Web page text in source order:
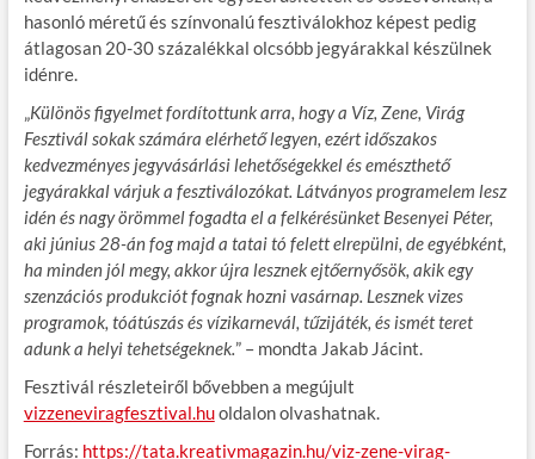
hasonló méretű és színvonalú fesztiválokhoz képest pedig
átlagosan 20-30 százalékkal olcsóbb jegyárakkal készülnek
idénre.
„Különös figyelmet fordítottunk arra, hogy a Víz, Zene, Virág
Fesztivál sokak számára elérhető legyen, ezért időszakos
kedvezményes jegyvásárlási lehetőségekkel és emészthető
jegyárakkal várjuk a fesztiválozókat. Látványos programelem lesz
idén és nagy örömmel fogadta el a felkérésünket Besenyei Péter,
aki június 28-án fog majd a tatai tó felett elrepülni, de egyébként,
ha minden jól megy, akkor újra lesznek ejtőernyősök, akik egy
szenzációs produkciót fognak hozni vasárnap. Lesznek vizes
programok, tóátúszás és vízikarnevál, tűzijáték, és ismét teret
adunk a helyi tehetségeknek.” – mondta Jakab Jácint.
Fesztivál részleteiről bővebben a megújult
vizzeneviragfesztival.huoldalon olvashatnak.
Forrás: https://tata.kreativmagazin.hu/viz-zene-virag-